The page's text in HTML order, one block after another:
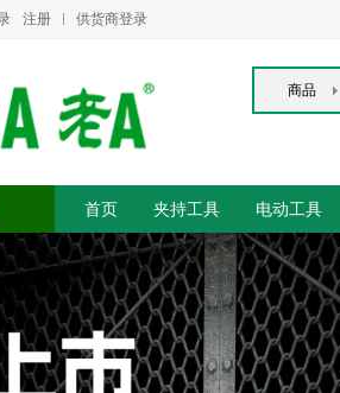
注册 供货商登录
商品
首页 夹持工具 电动工具